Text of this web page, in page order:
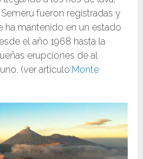
fueron registradas y
ha mantenido en un estado
el año 1968 hasta la
erupciones de al
(ver artículo:Monte